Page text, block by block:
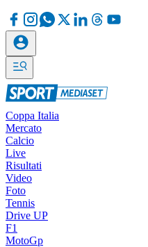
Coppa Italia
Mercato
Calcio
Live
Risultati
Video
Foto
Tennis
Drive UP
F1
MotoGp